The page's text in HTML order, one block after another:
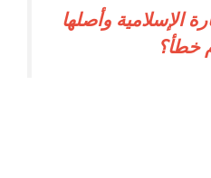
الإسلامية وأصلها
خطأ؟